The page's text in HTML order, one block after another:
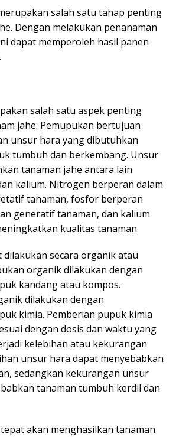
salah satu tahap penting
Dengan melakukan penanaman
dapat memperoleh hasil panen
salah satu aspek penting
jahe. Pemupukan bertujuan
unsur hara yang dibutuhkan
tumbuh dan berkembang. Unsur
tanaman jahe antara lain
kalium. Nitrogen berperan dalam
tanaman, fosfor berperan
generatif tanaman, dan kalium
kualitas tanaman.
dilakukan secara organik atau
organik dilakukan dengan
kandang atau kompos.
dilakukan dengan
kimia. Pemberian pupuk kimia
dengan dosis dan waktu yang
kelebihan atau kekurangan
unsur hara dapat menyebabkan
sedangkan kekurangan unsur
tanaman tumbuh kerdil dan
akan menghasilkan tanaman